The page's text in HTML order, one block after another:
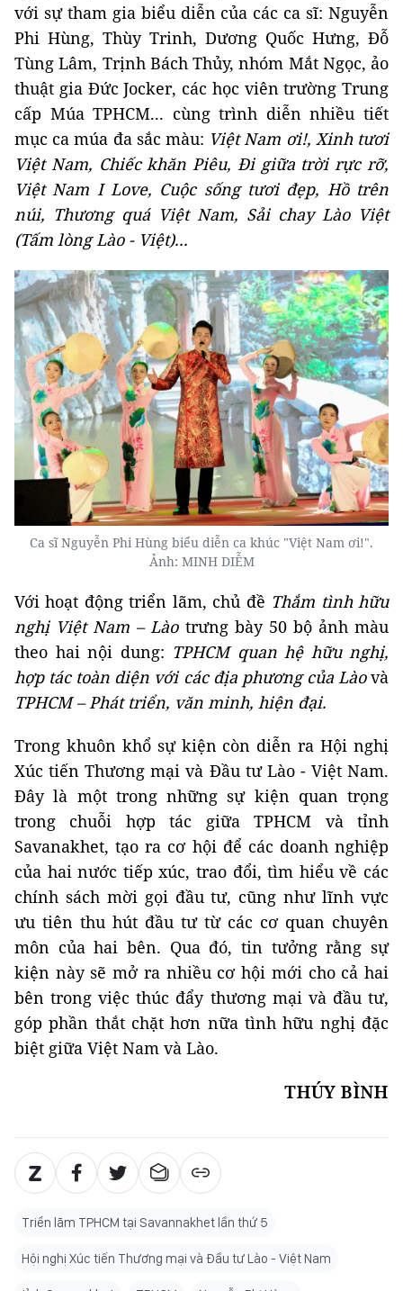
với sự tham gia biểu diễn của các ca sĩ: Nguyễn
Phi Hùng, Thùy Trinh, Dương Quốc Hưng, Đỗ
Tùng Lâm, Trịnh Bách Thủy, nhóm Mắt Ngọc, ảo
thuật gia Đức Jocker, các học viên trường Trung
cấp Múa TPHCM... cùng trình diễn nhiều tiết
mục ca múa đa sắc màu: Việt Nam ơi!, Xinh tươi
Việt Nam, Chiếc khăn Piêu, Đi giữa trời rực rỡ,
Việt Nam I Love, Cuộc sống tươi đẹp, Hồ trên
núi, Thương quá Việt Nam, Sải chay Lào Việt
(Tấm lòng Lào - Việt)...
Ca sĩ Nguyễn Phi Hùng biểu diễn ca khúc "Việt Nam ơi!".
Ảnh: MINH DIỄM
Với hoạt động triển lãm, chủ đề Thắm tình hữu
nghị Việt Nam – Làotrưng bày 50 bộ ảnh màu
theo hai nội dung: TPHCM quan hệ hữu nghị,
hợp tác toàn diện với các địa phương của Làovà
TPHCM – Phát triển, văn minh, hiện đại.
Trong khuôn khổ sự kiện còn diễn ra Hội nghị
Xúc tiến Thương mại và Đầu tư Lào - Việt Nam.
Đây là một trong những sự kiện quan trọng
trong chuỗi hợp tác giữa TPHCM và tỉnh
Savanakhet, tạo ra cơ hội để các doanh nghiệp
của hai nước tiếp xúc, trao đổi, tìm hiểu về các
chính sách mời gọi đầu tư, cũng như lĩnh vực
ưu tiên thu hút đầu tư từ các cơ quan chuyên
môn của hai bên. Qua đó, tin tưởng rằng sự
kiện này sẽ mở ra nhiều cơ hội mới cho cả hai
bên trong việc thúc đẩy thương mại và đầu tư,
góp phần thắt chặt hơn nữa tình hữu nghị đặc
biệt giữa Việt Nam và Lào.
THÚY BÌNH
Triển lãm TPHCM tại Savannakhet lần thứ 5
Hội nghị Xúc tiến Thương mại và Đầu tư Lào - Việt Nam